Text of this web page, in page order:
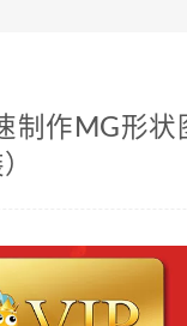
制作MG形